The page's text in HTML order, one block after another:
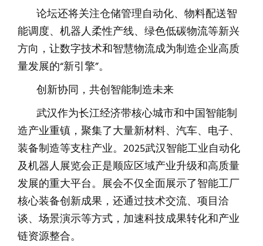
论坛还将关注仓储管理自动化、物料配送智
能调度、机器人柔性产线、绿色低碳物流等新兴
方向，让数字技术和智慧物流成为制造企业高质
量发展的“新引擎”。
创新协同，共创智能制造未来
武汉作为长江经济带核心城市和中国智能制
造产业重镇，聚集了大量新材料、汽车、电子、
装备制造等支柱产业。2025武汉智能工业自动化
及机器人展览会正是顺应区域产业升级和高质量
发展的重大平台。展会不仅全面展示了智能工厂
核心装备创新成果，还通过技术交流、项目洽
谈、场景演示等方式，加速科技成果转化和产业
链资源整合。